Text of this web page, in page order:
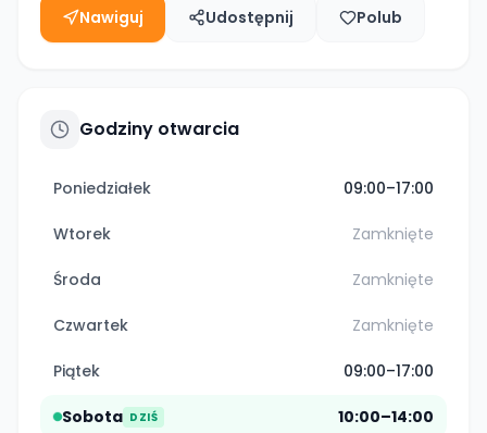
Nawiguj Udostępnij Polub
Godziny otwarcia
Poniedziałek 09:00–17:00
Wtorek Zamknięte
Środa Zamknięte
Czwartek Zamknięte
Piątek 09:00–17:00
Sobota DZIŚ 10:00–14:00